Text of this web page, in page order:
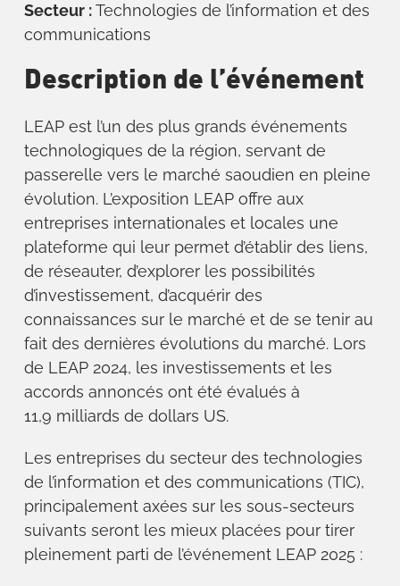
Secteur :Technologies de l’information et des
communications
Description de l’événement
LEAP est l’un des plus grands événements
technologiques de la région, servant de
passerelle vers le marché saoudien en pleine
évolution. L’exposition LEAP offre aux
entreprises internationales et locales une
plateforme qui leur permet d’établir des liens,
de réseauter, d’explorer les possibilités
d’investissement, d’acquérir des
connaissances sur le marché et de se tenir au
fait des dernières évolutions du marché. Lors
de LEAP 2024, les investissements et les
accords annoncés ont été évalués à
11,9 milliards de dollars US.
Les entreprises du secteur des technologies
de l’information et des communications (TIC),
principalement axées sur les sous-secteurs
suivants seront les mieux placées pour tirer
pleinement parti de l’événement LEAP 2025 :